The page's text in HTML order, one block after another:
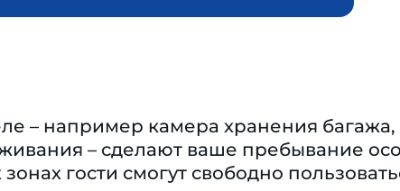
– например камера хранения багажа,
– сделают ваше пребывание
гости смогут свободно